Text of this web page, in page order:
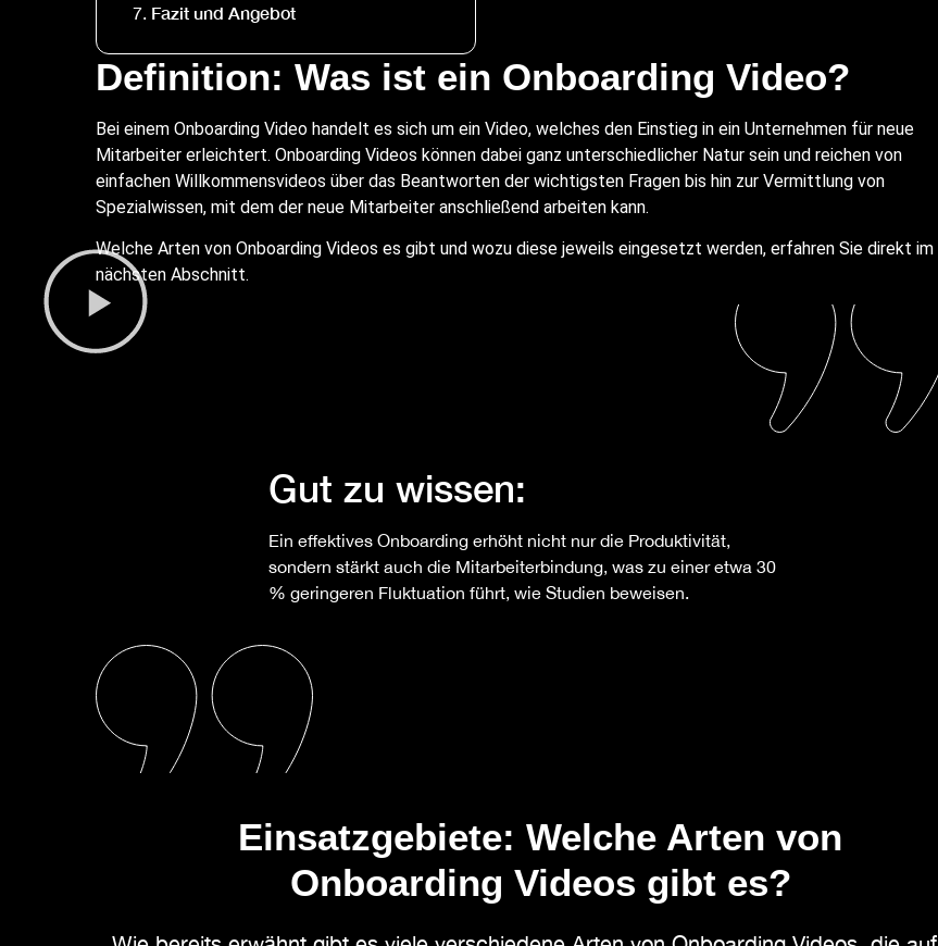
Fazit und Angebot
Definition: Was ist ein Onboarding Video?
Bei einem Onboarding Video handelt es sich um ein Video, welches den Einstieg in ein Unternehmen für neue
Mitarbeiter erleichtert. Onboarding Videos können dabei ganz unterschiedlicher Natur sein und reichen von
einfachen Willkommensvideos über das Beantworten der wichtigsten Fragen bis hin zur Vermittlung von
Spezialwissen, mit dem der neue Mitarbeiter anschließend arbeiten kann.
Welche Arten von Onboarding Videos es gibt und wozu diese jeweils eingesetzt werden, erfahren Sie direkt im
nächsten Abschnitt.
Gut zu wissen:
Ein effektives Onboarding erhöht nicht nur die Produktivität,
sondern stärkt auch die Mitarbeiterbindung, was zu einer etwa 30
% geringeren Fluktuation führt, wie Studien beweisen.
Einsatzgebiete: Welche Arten von
Onboarding Videos gibt es?